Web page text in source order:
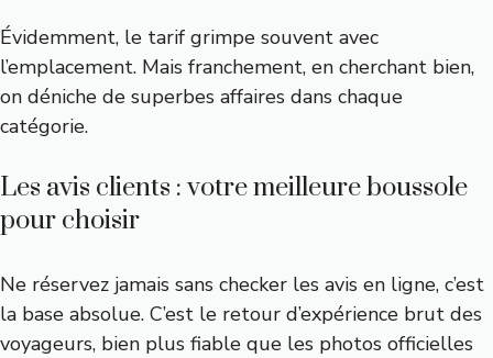
Évidemment, le tarif grimpe souvent avec
l’emplacement. Mais franchement, en cherchant bien,
on déniche de superbes affaires dans chaque
catégorie.
Les avis clients : votre meilleure boussole
pour choisir
Ne réservez jamais sans checker les avis en ligne, c’est
la base absolue. C’est le retour d’expérience brut des
voyageurs, bien plus fiable que les photos officielles